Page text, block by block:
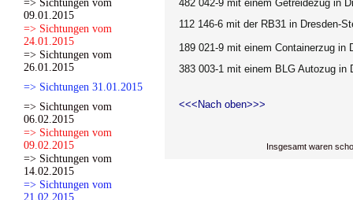
=> Sichtungen vom
09.01.2015
=> Sichtungen vom
24.01.2015
=> Sichtungen vom
26.01.2015
=> Sichtungen 31.01.2015
=> Sichtungen vom
06.02.2015
=> Sichtungen vom
09.02.2015
=> Sichtungen vom
14.02.2015
=> Sichtungen vom
21.02.2015
482 042-9 mit einem Getreidezug in
112 146-6 mit der RB31 in Dresden-
189 021-9 mit einem Containerzug in
383 003-1 mit einem BLG Autozug in
<<<Nach oben>>>
Insgesamt waren